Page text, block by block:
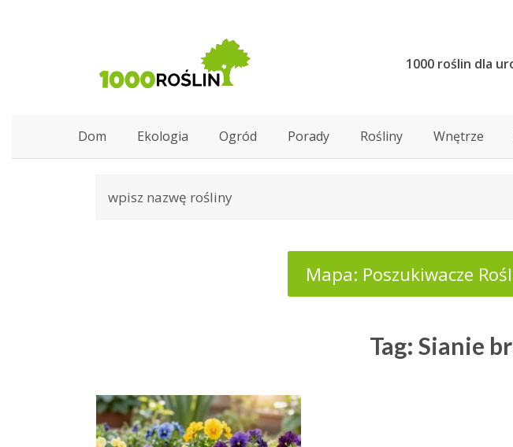
1000 roślin dla
Dom Ekologia Ogród Porady Rośliny Wnętrze
Mapa: Poszukiwacze
Tag: Sianie